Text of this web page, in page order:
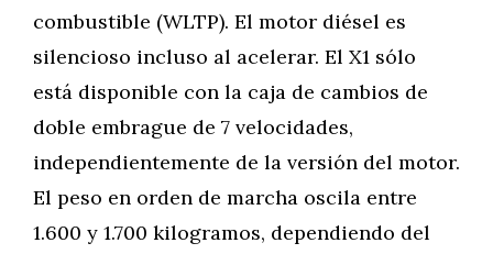
combustible (WLTP). El motor diésel es
silencioso incluso al acelerar. El X1 sólo
está disponible con la caja de cambios de
doble embrague de 7 velocidades,
independientemente de la versión del motor.
El peso en orden de marcha oscila entre
1.600 y 1.700 kilogramos, dependiendo del